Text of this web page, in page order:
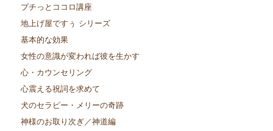
プチっとココロ講座
地上げ屋ですぅ シリーズ
基本的な効果
女性の意識が変われば彼を生かす
心・カウンセリング
心震える祝詞を求めて
犬のセラピー・メリーの奇跡
神様のお取り次ぎ／神道編